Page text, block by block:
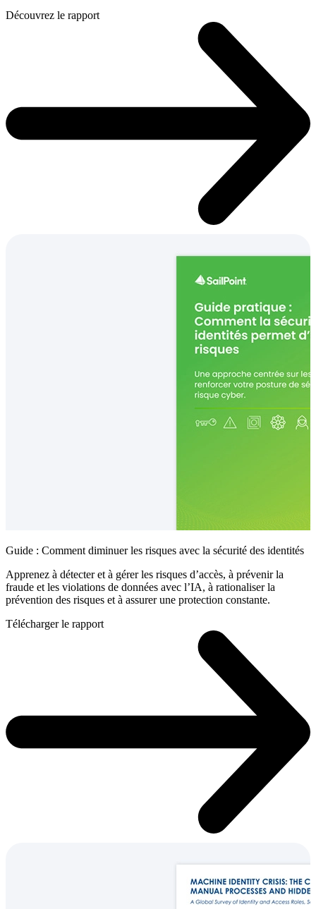
Découvrez le rapport
Guide : Comment diminuer les risques avec la sécurité des identités
Apprenez à détecter et à gérer les risques d’accès, à prévenir la
fraude et les violations de données avec l’IA, à rationaliser la
prévention des risques et à assurer une protection constante.
Télécharger le rapport